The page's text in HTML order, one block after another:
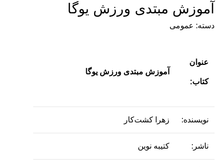
آموزش مبتدی ورزش یوگا
دسته: عمومی
عنوان
کتاب:
آموزش مبتدی ورزش یوگا
نویسنده: زهرا کشت‌کار
ناشر: کتیبه نوین